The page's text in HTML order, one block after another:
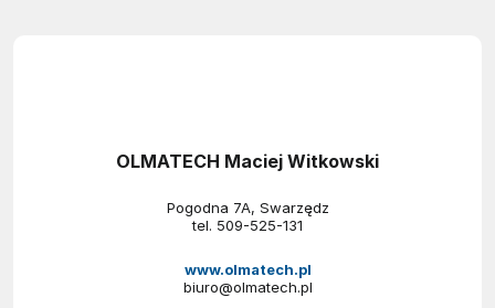
OLMATECH Maciej Witkowski
Pogodna 7A, Swarzędz
tel. 509-525-131
www.olmatech.pl
biuro@olmatech.pl